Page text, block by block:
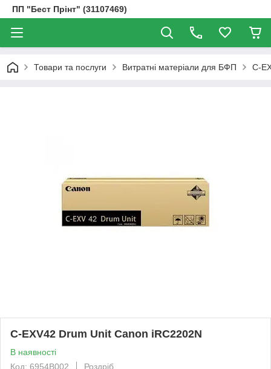
ПП "Бест Прінт" (31107469)
Товари та послуги Витратні матеріали для БФП C-
C-EXV42 Drum Unit Canon iRC2202N
В наявності
Код: 6954B002
Роздріб